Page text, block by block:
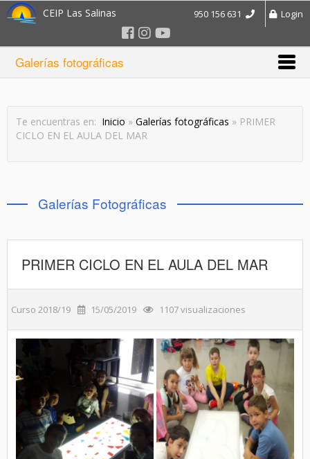
CEIP Las Salinas Login
950 156 631
Galerías fotográficas
Te encuentras en: Inicio » Galerías fotográficas » PRIMER
CICLO EN EL AULA DEL MAR
Galerías Fotográficas
PRIMER CICLO EN EL AULA DEL MAR
Curso 2018/19 15/05/2019 1107 visualizaciones